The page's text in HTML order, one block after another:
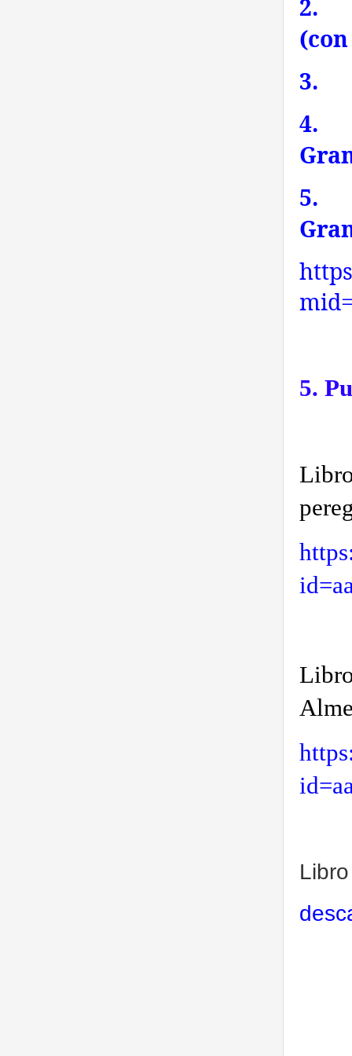
2.
3.
4.
5.
5.